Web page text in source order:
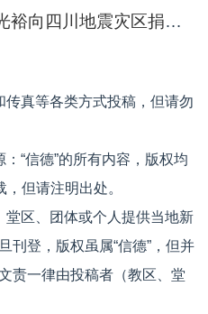
北京：天主教教友黄光裕向四川地震灾区捐出善款5000万港元
传真等各类方式投稿，但请勿
“信德”的所有内容，版权均
，但请注明出处。
区、团体或个人提供当地新
刊登，版权虽属“信德”，但并
责一律由投稿者（教区、堂